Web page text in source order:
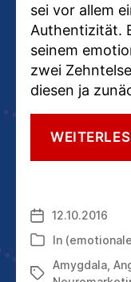
sei vor allem
Authentizität.
seinem
zwei
diesen ja
12.10.2016
Kategorien
In
Schlagwörter
Amygdala